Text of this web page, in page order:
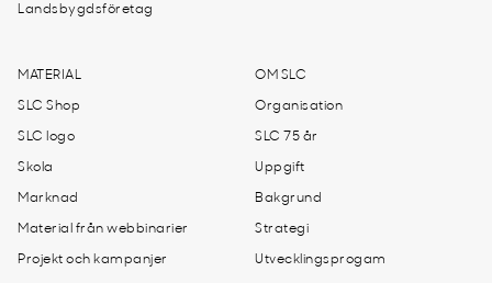
Landsbygdsföretag
MATERIAL
SLC Shop
SLC logo
Skola
Marknad
Material från webbinarier
Projekt och kampanjer
OM SLC
Organisation
SLC 75 år
Uppgift
Bakgrund
Strategi
Utvecklingsprogam